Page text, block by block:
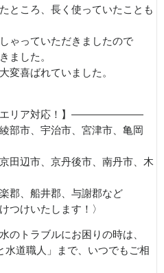
ところ、長く使っていたことも
ゃっていただきましたので
ました。
変喜ばれていました。
リア対応！】———————
部市、宇治市、宮津市、亀岡
田辺市、京丹後市、南丹市、木
郡、船井郡、与謝郡など
つけいたします！〉
のトラブルにお困りの時は、
水道職人」まで、いつでもご相